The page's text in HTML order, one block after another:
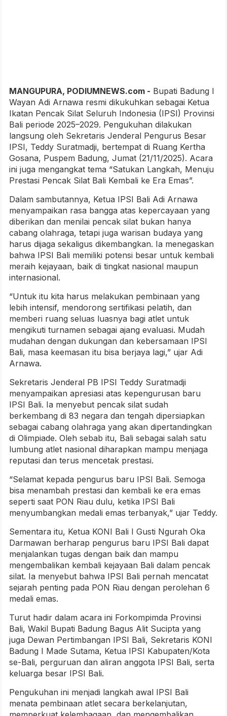
MANGUPURA, PODIUMNEWS.com - Bupati Badung I
Wayan Adi Arnawa resmi dikukuhkan sebagai Ketua
Ikatan Pencak Silat Seluruh Indonesia (IPSI) Provinsi
Bali periode 2025–2029. Pengukuhan dilakukan
langsung oleh Sekretaris Jenderal Pengurus Besar
IPSI, Teddy Suratmadji, bertempat di Ruang Kertha
Gosana, Puspem Badung, Jumat (21/11/2025). Acara
ini juga mengangkat tema “Satukan Langkah, Menuju
Prestasi Pencak Silat Bali Kembali ke Era Emas”.
Dalam sambutannya, Ketua IPSI Bali Adi Arnawa
menyampaikan rasa bangga atas kepercayaan yang
diberikan dan menilai pencak silat bukan hanya
cabang olahraga, tetapi juga warisan budaya yang
harus dijaga sekaligus dikembangkan. Ia menegaskan
bahwa IPSI Bali memiliki potensi besar untuk kembali
meraih kejayaan, baik di tingkat nasional maupun
internasional.
“Untuk itu kita harus melakukan pembinaan yang
lebih intensif, mendorong sertifikasi pelatih, dan
memberi ruang seluas luasnya bagi atlet untuk
mengikuti turnamen sebagai ajang evaluasi. Mudah
mudahan dengan dukungan dan kebersamaan IPSI
Bali, masa keemasan itu bisa berjaya lagi,” ujar Adi
Arnawa.
Sekretaris Jenderal PB IPSI Teddy Suratmadji
menyampaikan apresiasi atas kepengurusan baru
IPSI Bali. Ia menyebut pencak silat sudah
berkembang di 83 negara dan tengah dipersiapkan
sebagai cabang olahraga yang akan dipertandingkan
di Olimpiade. Oleh sebab itu, Bali sebagai salah satu
lumbung atlet nasional diharapkan mampu menjaga
reputasi dan terus mencetak prestasi.
“Selamat kepada pengurus baru IPSI Bali. Semoga
bisa menambah prestasi dan kembali ke era emas
seperti saat PON Riau dulu, ketika IPSI Bali
menyumbangkan medali emas terbanyak,” ujar Teddy.
Sementara itu, Ketua KONI Bali I Gusti Ngurah Oka
Darmawan berharap pengurus baru IPSI Bali dapat
menjalankan tugas dengan baik dan mampu
mengembalikan kembali kejayaan Bali dalam pencak
silat. Ia menyebut bahwa IPSI Bali pernah mencatat
sejarah penting pada PON Riau dengan perolehan 6
medali emas.
Turut hadir dalam acara ini Forkompimda Provinsi
Bali, Wakil Bupati Badung Bagus Alit Sucipta yang
juga Dewan Pertimbangan IPSI Bali, Sekretaris KONI
Badung I Made Sutama, Ketua IPSI Kabupaten/Kota
se-Bali, perguruan dan aliran anggota IPSI Bali, serta
keluarga besar IPSI Bali.
Pengukuhan ini menjadi langkah awal IPSI Bali
menata pembinaan atlet secara berkelanjutan,